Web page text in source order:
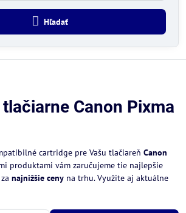
Hľadať
Canon Pixma
cartridge pre Vašu tlačiareň Canon
produktami vám zaručujeme tie najlepšie
najnižšie ceny na trhu. Využite aj aktuálne